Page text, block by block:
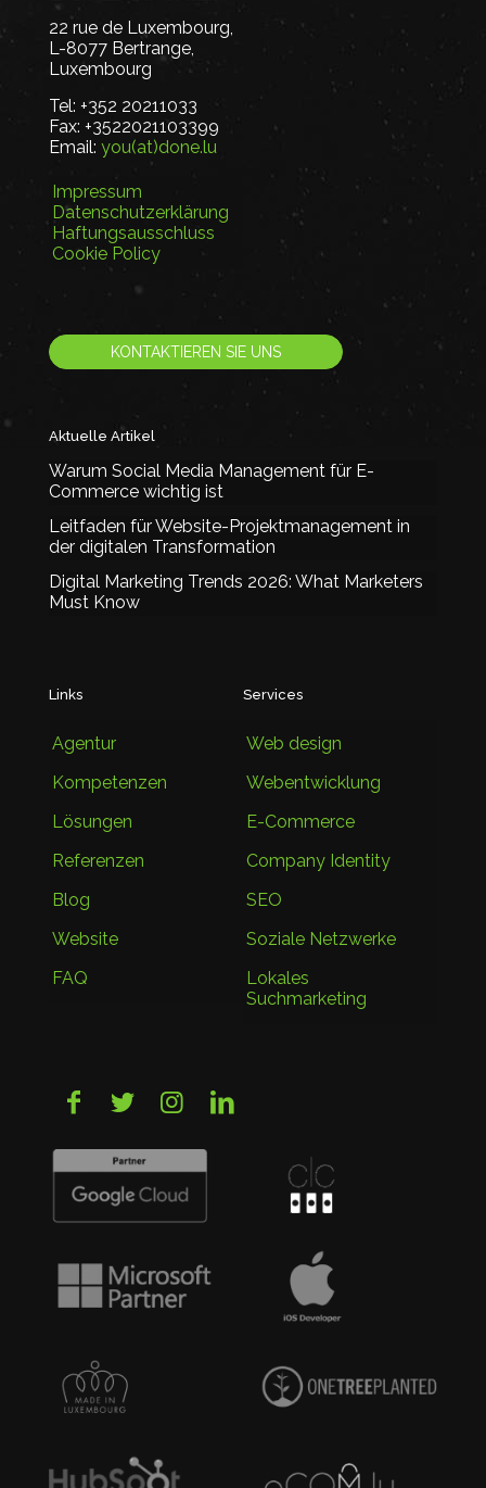
22 rue de Luxembourg,
L-8077 Bertrange,
Luxembourg
Tel: +352 20211033
Fax: +3522021103399
Email: you(at)done.lu
Impressum
Datenschutzerklärung
Haftungsausschluss
Cookie Policy
KONTAKTIEREN SIE UNS
Aktuelle Artikel
Warum Social Media Management für E-
Commerce wichtig ist
Leitfaden für Website-Projektmanagement in
der digitalen Transformation
Digital Marketing Trends 2026: What Marketers
Must Know
Links
Agentur
Kompetenzen
Lösungen
Referenzen
Blog
Website
FAQ
Services
Web design
Webentwicklung
E-Commerce
Company Identity
SEO
Soziale Netzwerke
Lokales
Suchmarketing